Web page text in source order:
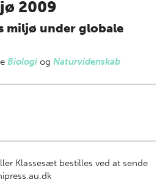
2009
miljø under globale
Biologi og Naturvidenskab
Klassesæt bestilles ved at sende